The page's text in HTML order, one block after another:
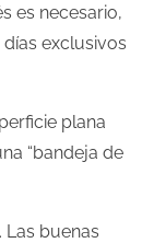
es necesario,
exclusivos
plana
“bandeja de
Las buenas